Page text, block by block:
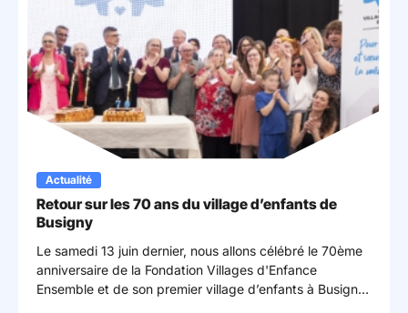
Actualité
Retour sur les 70 ans du village d’enfants de
Busigny
Le samedi 13 juin dernier, nous allons célébré le 70ème
anniversaire de la Fondation Villages d'Enfance
Ensemble et de son premier village d’enfants à Busigny.